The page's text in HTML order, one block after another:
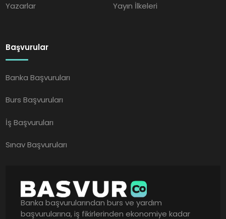
Yazarlar Yayın İlkeleri
Başvurular
Banka Başvuruları
Burs Başvuruları
İş Başvuruları
Sınav Başvuruları
Banka başvurularından burs ve yardım
başvurularına, iş fikirlerinden ekonomiye kadar